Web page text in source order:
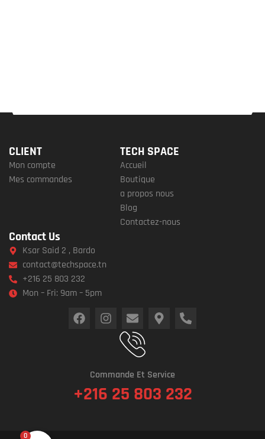
0
CLIENT
Mon compte
Mes commandes
TECH SPACE
Accueil
Boutique
a propos nous
Blog
Contactez-nous
Contact Us
Ksar Said 2 , Bardo
contact@techspace.tn
+216 25 803 232
Mon – Fri: 9am – 5pm
Commande Et Service
+216 25 803 232